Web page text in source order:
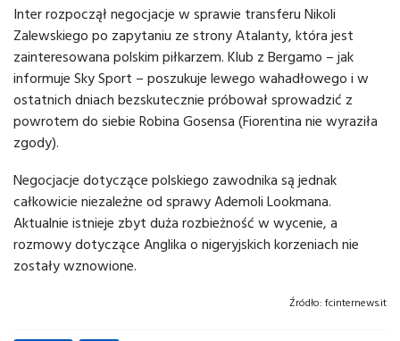
Inter rozpoczął negocjacje w sprawie transferu Nikoli
Zalewskiego po zapytaniu ze strony Atalanty, która jest
zainteresowana polskim piłkarzem. Klub z Bergamo – jak
informuje Sky Sport – poszukuje lewego wahadłowego i w
ostatnich dniach bezskutecznie próbował sprowadzić z
powrotem do siebie Robina Gosensa (Fiorentina nie wyraziła
zgody).
Negocjacje dotyczące polskiego zawodnika są jednak
całkowicie niezależne od sprawy Ademoli Lookmana.
Aktualnie istnieje zbyt duża rozbieżność w wycenie, a
rozmowy dotyczące Anglika o nigeryjskich korzeniach nie
zostały wznowione.
Źródło: fcinternews.it